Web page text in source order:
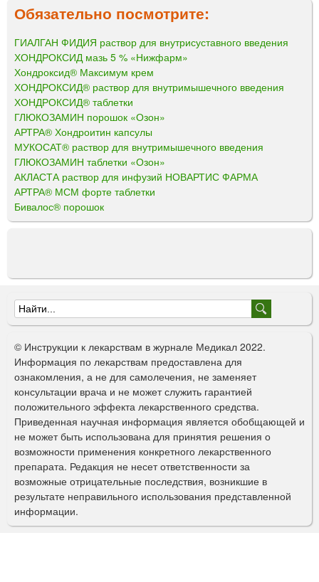
Обязательно посмотрите:
ГИАЛГАН ФИДИЯ раствор для внутрисуставного введения
ХОНДРОКСИД мазь 5 % «Нижфарм»
Хондроксид® Максимум крем
ХОНДРОКСИД® раствор для внутримышечного введения
ХОНДРОКСИД® таблетки
ГЛЮКОЗАМИН порошок «Озон»
АРТРА® Хондроитин капсулы
МУКОСАТ® раствор для внутримышечного введения
ГЛЮКОЗАМИН таблетки «Озон»
АКЛАСТА раствор для инфузий НОВАРТИС ФАРМА
АРТРА® МСМ форте таблетки
Бивалос® порошок
Ф
о
р
м
а
п
о
и
с
к
© Инструкции к лекарствам в журнале Медикал 2022.
Информация по лекарствам предоставлена для
ознакомления, а не для самолечения, не заменяет
консультации врача и не может служить гарантией
положительного эффекта лекарственного средства.
Приведенная научная информация является обобщающей и
не может быть использована для принятия решения о
возможности применения конкретного лекарственного
препарата. Редакция не несет ответственности за
возможные отрицательные последствия, возникшие в
результате неправильного использования представленной
информации.